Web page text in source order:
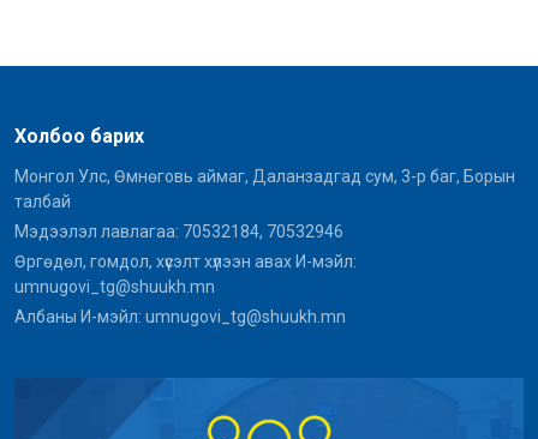
Холбоо барих
Монгол Улс, Өмнөговь аймаг, Даланзадгад сум, 3-р баг, Борын
талбай
Мэдээлэл лавлагаа: 70532184, 70532946
Өргөдөл, гомдол, хүсэлт хүлээн авах И-мэйл:
umnugovi_tg@shuukh.mn
Албаны И-мэйл: umnugovi_tg@shuukh.mn